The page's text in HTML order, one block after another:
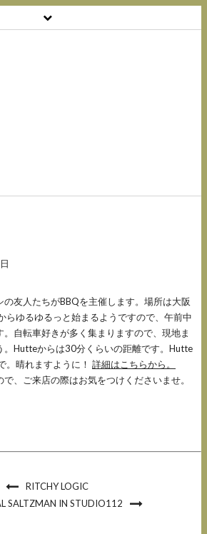
友人たちがBBQを主催します。場所は大阪
らゆるゆるっと始まるようですので、午前中
自転車好きが多く集まりますので、現地ま
。Hutteからは30分くらいの距離です。Hutte
。晴れますように！ 詳細はこちらから。
、ご来店の際はお気をつけくださいませ。
RITCHY LOGIC
SALTZMAN IN STUDIO112